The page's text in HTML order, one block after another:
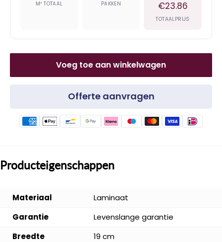
M² TOTAAL PAKKEN €23.86
TOTAALPRIJS
Voeg toe aan winkelwagen
Offerte aanvragen
Producteigenschappen
Materiaal
Laminaat
Garantie
Levenslange garantie
Breedte
19 cm